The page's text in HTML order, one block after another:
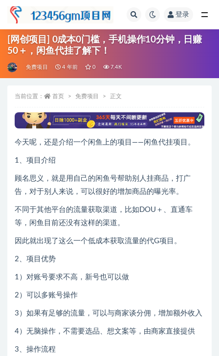
登录
[网创项目] 0成本0门槛，手机操作10分钟，日赚
50＋，闲鱼代挂了解下！
免费项目 4 年前 0 7.4K
当前位置： 首页 免费项目 正文
今天呢，还是介绍一个闲鱼上的项目——闲鱼代挂项目。
1、项目介绍
顾名思义，就是用自己的闲鱼号帮助别人挂商品，打广
告，对于别人来说，可以很好的增加商品的曝光率。
不同于其他平台的流量获取渠道，比如DOU＋、直通车
等，闲鱼目前还没有这样的渠道。
因此就出现了这么一个低成本获取流量的代G项目。
2、项目优势
1）对账号要求不高，新号也可以做
2）可以多账号操作
3）如果有足够的流量，可以与商家谈分佣，增加额外收入
4）无脑操作，不需要选品、想文案等，由商家直接提供
3、操作流程